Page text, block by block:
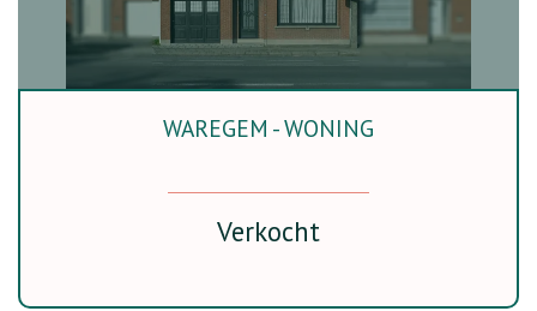
3 Ja
WAREGEM - WONING
Verkocht